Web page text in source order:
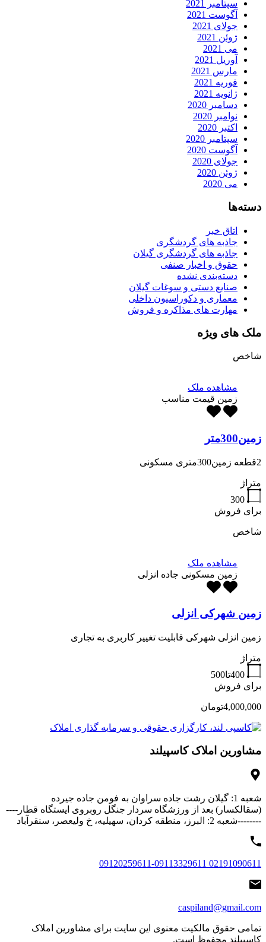
سپتامبر 2021
آگوست 2021
جولای 2021
ژوئن 2021
می 2021
آوریل 2021
مارس 2021
فوریه 2021
ژانویه 2021
دسامبر 2020
نوامبر 2020
اکتبر 2020
سپتامبر 2020
آگوست 2020
جولای 2020
ژوئن 2020
می 2020
دسته‌ها
اتاق خبر
جاذبه های گردشگری
جاذبه های گردشگری گیلان
حقوق و اخبار صنفی
دسته‌بندی نشده
صنایع دستی و سوغات گیلان
معماری و دکوراسیون داخلی
مهارت های مذاکره و فروش
ملک های ویژه
شاخص
مشاهده ملک
زمین قیمت مناسب
زمین300متر
2قطعه زمین300متری مسکونی
متراژ
300
برای فروش
شاخص
مشاهده ملک
زمین مسکونی جاده انزلی
زمین شهرکی انزلی
زمین انزلی شهرکی قابلیت تغییر کاربری به تجاری
متراژ
400تا500
برای فروش
4,000,000تومان
مشاورین املاک کاسپیلند
شعبه 1: گیلان رشت جاده سراوان به فومن جاده جیرده
(سقالکسار) بعد از ورزشگاه سردار جنگل روبروی ایستگاه قطار----
--------شعبه 2: البرز، منطقه کردان، سهیلیه، خ ولیعصر، سنقرآباد
02191090611 09120259611-09113329611
caspiland@gmail.com
تمامی حقوق مالکیت معنوی این ‌سایت برای مشاورین املاک
کاسپیلند محفوظ است.